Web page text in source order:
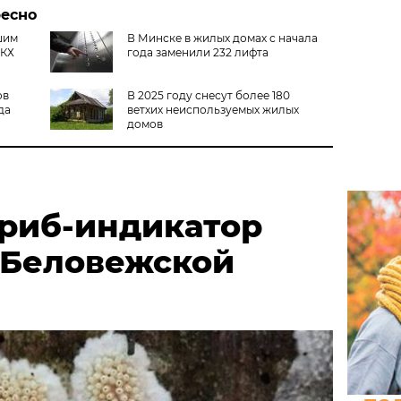
В Минске в жилых домах с начала
года заменили 232 лифта
В 2025 году снесут более 180
ветхих неиспользуемых жилых
домов
индикатор